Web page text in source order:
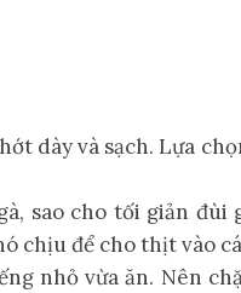
dày và sạch. Lựa
sao cho tối giản
chịu để cho thịt vào
nhỏ vừa ăn. Nên